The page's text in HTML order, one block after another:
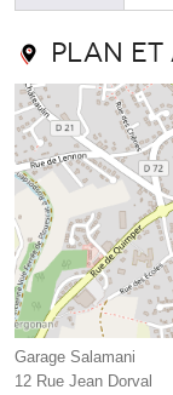
Plan et
Garage Salamani
12 Rue Jean Dorval